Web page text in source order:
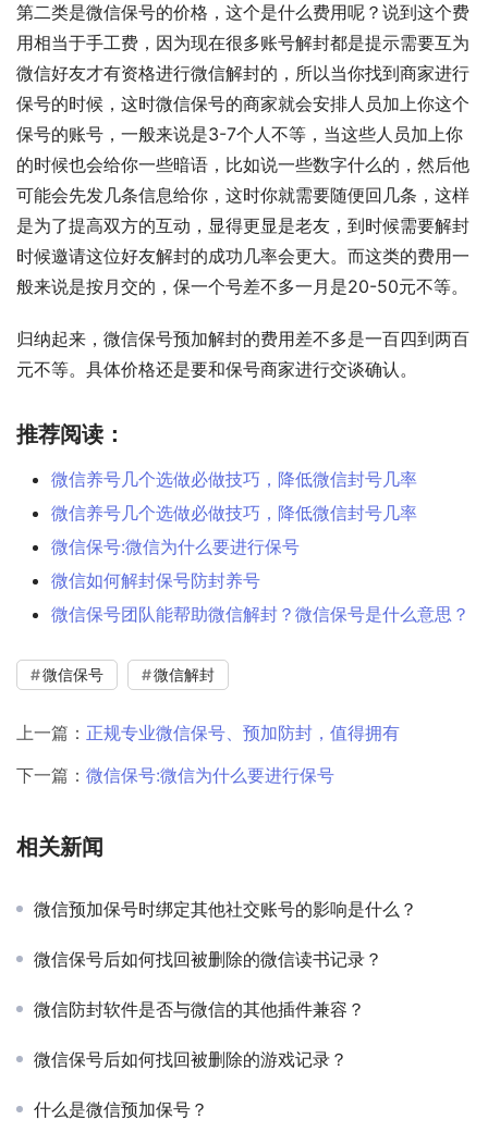
第二类是微信保号的价格，这个是什么费用呢？说到这个费
用相当于手工费，因为现在很多账号解封都是提示需要互为
微信好友才有资格进行微信解封的，所以当你找到商家进行
保号的时候，这时微信保号的商家就会安排人员加上你这个
保号的账号，一般来说是3-7个人不等，当这些人员加上你
的时候也会给你一些暗语，比如说一些数字什么的，然后他
可能会先发几条信息给你，这时你就需要随便回几条，这样
是为了提高双方的互动，显得更显是老友，到时候需要解封
时候邀请这位好友解封的成功几率会更大。而这类的费用一
般来说是按月交的，保一个号差不多一月是20-50元不等。
归纳起来，微信保号预加解封的费用差不多是一百四到两百
元不等。具体价格还是要和保号商家进行交谈确认。
推荐阅读：
微信养号几个选做必做技巧，降低微信封号几率
微信养号几个选做必做技巧，降低微信封号几率
微信保号:微信为什么要进行保号
微信如何解封保号防封养号
微信保号团队能帮助微信解封？微信保号是什么意思？
微信保号 微信解封
上一篇： 正规专业微信保号、预加防封，值得拥有
下一篇： 微信保号:微信为什么要进行保号
相关新闻
微信预加保号时绑定其他社交账号的影响是什么？
微信保号后如何找回被删除的微信读书记录？
微信防封软件是否与微信的其他插件兼容？
微信保号后如何找回被删除的游戏记录？
什么是微信预加保号？